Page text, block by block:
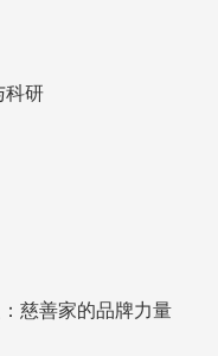
科研
慈善家的品牌力量